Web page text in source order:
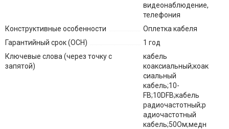
видеонаблюдение,
телефония
Конструктивные особенности
Оплетка кабеля
Гарантийный срок (ОСН)
1 год
Ключевые слова (через точку с
запятой)
кабель
коаксиальный;коак
сиальный
кабель;10-
FB;10DFB;кабель
радиочастотный;р
адиочастотный
кабель;50Ом;медн